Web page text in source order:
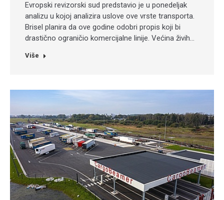
Evropski revizorski sud predstavio je u ponedeljak
analizu u kojoj analizira uslove ove vrste transporta.
Brisel planira da ove godine odobri propis koji bi
drastično ograničio komercijalne linije. Većina živih…
Više